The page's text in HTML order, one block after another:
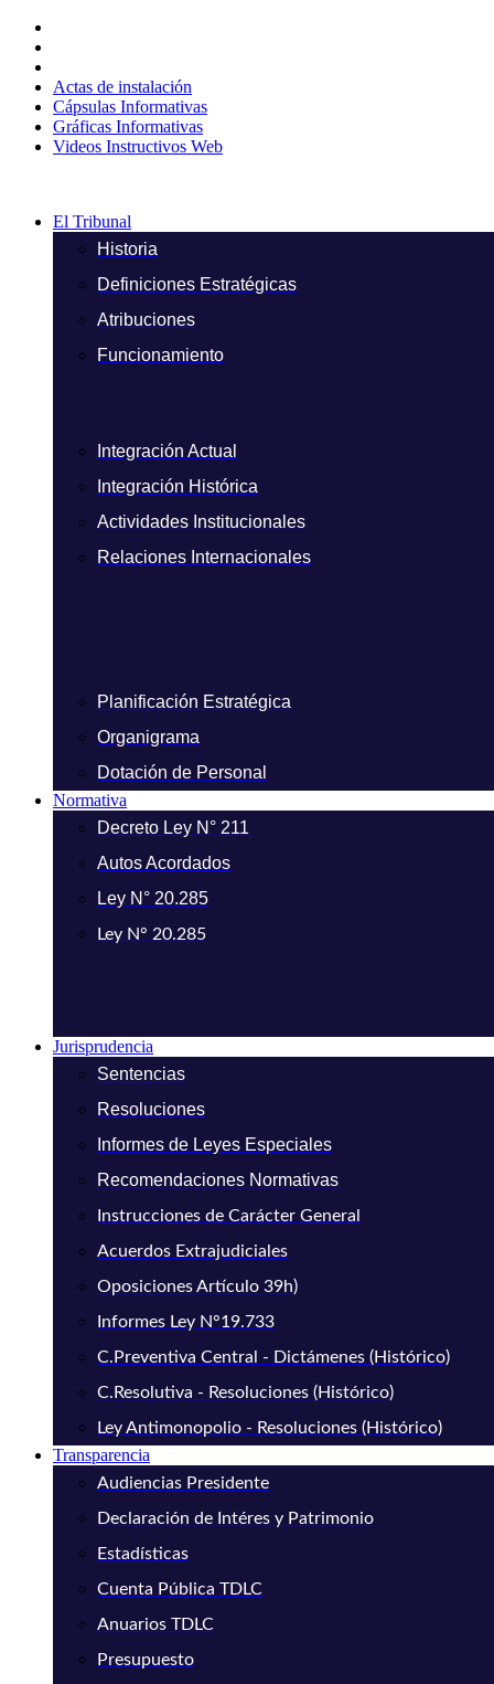
contenido
Actas de instalación
Cápsulas Informativas
Gráficas Informativas
Videos Instructivos Web
El Tribunal
Historia
Definiciones Estratégicas
Atribuciones
Funcionamiento
Integración Actual
Integración Histórica
Actividades Institucionales
Relaciones Internacionales
Planificación Estratégica
Organigrama
Dotación de Personal
Normativa
Decreto Ley N° 211
Autos Acordados
Ley N° 20.285
Ley N° 20.285
Jurisprudencia
Sentencias
Resoluciones
Informes de Leyes Especiales
Recomendaciones Normativas
Instrucciones de Carácter General
Acuerdos Extrajudiciales
Oposiciones Artículo 39h)
Informes Ley N°19.733
C.Preventiva Central - Dictámenes (Histórico)
C.Resolutiva - Resoluciones (Histórico)
Ley Antimonopolio - Resoluciones (Histórico)
Transparencia
Audiencias Presidente
Declaración de Intéres y Patrimonio
Estadísticas
Cuenta Pública TDLC
Anuarios TDLC
Presupuesto